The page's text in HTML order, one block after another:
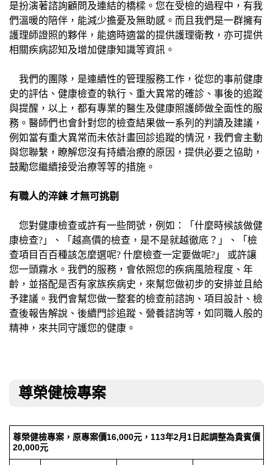
是扮演著諮詢顧問及連結的橋樑。您在受檢的過程中，有我
們溫暖的陪伴，能減少擔憂及無助感。而且我們是一群擁有
護理師證照的夥伴，能適時適當的提供護理衛教，亦可提供
相關疾病認知及增加健康知識等資訊。
我們的團隊，是連續性的管理服務工作，從您的事前健康
史的評估、健康檢查的執行、重大異常的確診、事後的追蹤
與提醒，以上，都有專業的醫生及健康照護師做全面性的服
務。醫師們也會針對您的檢查結果做一系列的判讀及建議，
例如當有重大異常而未依計畫回診追蹤的情況，我們會主動
與您聯繫，瞭解您沒有持續治療的原因，提供必要之協助，
鼓勵您繼續接受治療等等的措施。
有職人的淬鍊 才無可挑剔
您對健康檢查或許有一些問號，例如：「什麼時候該做健
康檢查?」、「越高價的檢查，是不是就越徹底？」、「檢
查項目百百種該怎麼選呢? 什麼檢查一定要做呢?」 或許讓
您一頭霧水。我們的服務，會依照您的疾病風險程度、年
齡，並搭配是否有家族疾病史，來幫您做初步的安排並且給
予建議。我們會幫您做一整套的檢查前諮詢、項目設計、檢
查後報告解說、後續門診追蹤、營養諮詢等，如同職人般的
精神，來共同守護您的健康。
尊榮健檢專案
尊榮健檢專案，原專案價16,000元，113年2月1日起調整為貴賓價
20,000元